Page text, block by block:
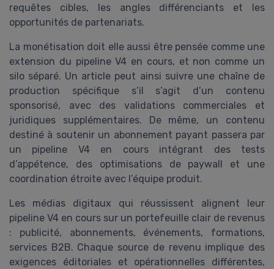
requêtes cibles, les angles différenciants et les
opportunités de partenariats.
La monétisation doit elle aussi être pensée comme une
extension du pipeline V4 en cours, et non comme un
silo séparé. Un article peut ainsi suivre une chaîne de
production spécifique s’il s’agit d’un contenu
sponsorisé, avec des validations commerciales et
juridiques supplémentaires. De même, un contenu
destiné à soutenir un abonnement payant passera par
un pipeline V4 en cours intégrant des tests
d’appétence, des optimisations de paywall et une
coordination étroite avec l’équipe produit.
Les médias digitaux qui réussissent alignent leur
pipeline V4 en cours sur un portefeuille clair de revenus
: publicité, abonnements, événements, formations,
services B2B. Chaque source de revenu implique des
exigences éditoriales et opérationnelles différentes,